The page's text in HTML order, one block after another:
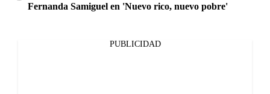
Fernanda Samiguel en 'Nuevo rico, nuevo pobre'
PUBLICIDAD